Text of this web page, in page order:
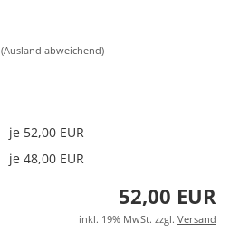
(Ausland abweichend)
je 52,00 EUR
je 48,00 EUR
52,00 EUR
inkl. 19% MwSt. zzgl. Versand